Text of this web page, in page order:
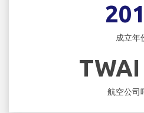
成立年
航空公司